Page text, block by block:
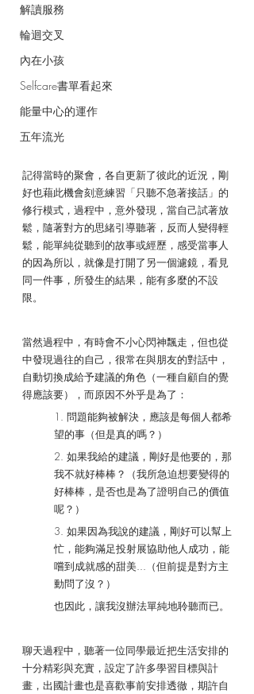
解讀服務
輪迴交叉
內在小孩
Selfcare書單看起來
能量中心的運作
五年流光
記得當時的聚會，各自更新了彼此的近況，剛
好也藉此機會刻意練習「只聽不急著接話」的
修行模式，過程中，意外發現，當自己試著放
鬆，隨著對方的思緒引導聽著，反而人變得輕
鬆，能單純從聽到的故事或經歷，感受當事人
的因為所以，就像是打開了另一個濾鏡，看見
同一件事，所發生的結果，能有多麼的不設
限。
當然過程中，有時會不小心閃神飄走，但也從
中發現過往的自己，很常在與朋友的對話中，
自動切換成給予建議的角色（一種自顧自的覺
得應該要），而原因不外乎是為了：
1. 問題能夠被解決，應該是每個人都希
望的事（但是真的嗎？）
2. 如果我給的建議，剛好是他要的，那
我不就好棒棒？（我所急迫想要變得的
好棒棒，是否也是為了證明自己的價值
呢？）
3. 如果因為我說的建議，剛好可以幫上
忙，能夠滿足投射展協助他人成功，能
嚐到成就感的甜美...（但前提是對方主
動問了沒？）
也因此，讓我沒辦法單純地聆聽而已。
聊天過程中，聽著一位同學最近把生活安排的
十分精彩與充實，設定了許多學習目標與計
畫，出國計畫也是喜歡事前安排透徹，期許自